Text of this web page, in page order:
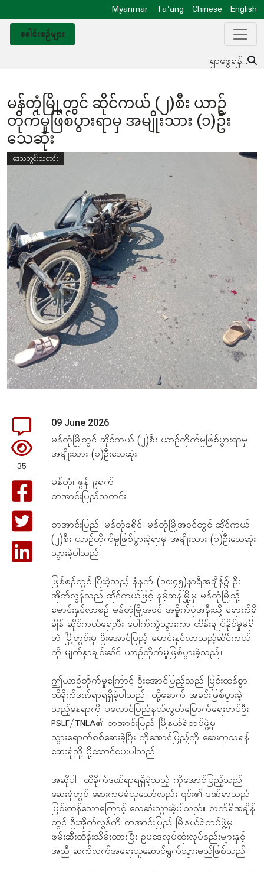
Myanmar Ta'ang Chinese
English
ခေါင်းစဥ်များ
ရှာဖွေရန်...
မန်တုံမြို့တွင် ဆိုင်ကယ် (၂)စီး ယာဉ်
တိုက်မှုဖြစ်ပွားရာမှ အမျိုးသား (၁)ဦး
သေဆုံး
ဒေသတွင်းသတင်း
35
09 June 2026
မန်တုံမြို့တွင် ဆိုင်ကယ် (၂)စီး ယာဉ်တိုက်မှုဖြစ်ပွားရာမှ
အမျိုးသား (၁)ဦးသေဆုံး
မန်တုံ၊ ဇွန် ၉ရက်
တအာင်းပြည်သတင်း
တအာင်းပြည်၊ မန်တုံခရိုင်၊ မန်တုံမြို့အဝင်တွင် ဆိုင်ကယ်
(၂)စီး ယာဉ်တိုက်မှုဖြစ်ပွားခဲ့ရာမှ အမျိုးသား (၁)ဦးသေဆုံး
သွားခဲ့ပါသည်။
ဖြစ်စဉ်တွင် ပြီးခဲ့သည့် နံနက် (၁၀:၄၅)နာရီအချိန်၌ ဦး
အိုက်လွန်သည် ဆိုင်ကယ်ဖြင့် နမ့်ဆန်မြို့မှ မန်တုံမြို့သို့
မောင်းနှင်လာစဉ် မန်တုံမြို့အဝင် အမှိုက်ပုံအနီးသို့ ရောက်ရှိ
ချိန် ဆိုင်ကယ်ရှေ့ဘီး ပေါက်ကွဲသွားကာ ထိန်းချုပ်နိုင်မှုမရှိ
ဘဲ မြို့တွင်းမှ ဦးအောင်ပြည့် မောင်းနှင်လာသည့်ဆိုင်ကယ်
ကို မျက်နှာချင်းဆိုင် ယာဉ်တိုက်မှုဖြစ်ပွားခဲ့သည်။
ဤယာဉ်တိုက်မှုကြောင့် ဦးအောင်ပြည့်သည် ပြင်းထန်စွာ
ထိခိုက်ဒဏ်ရာရရှိခဲ့ပါသည်။ ထို့နောက် အခင်းဖြစ်ပွားခဲ့
သည့်နေရာကို ပလောင်ပြည်နယ်လွတ်မြောက်ရေးတပ်ဦး
PSLF/TNLA၏ တအာင်းပြည် မြို့နယ်ရဲတပ်ဖွဲ့မှ
သွားရောက်စစ်ဆေးခဲ့ပြီး ကိုအောင်ပြည့်ကို ဆေးကုသရန်
ဆေးရုံသို့ ပို့ဆောင်ပေးပါသည်။
အဆိုပါ ထိခိုက်ဒဏ်ရာရရှိခဲ့သည့် ကိုအောင်ပြည့်သည်
ဆေးရုံတွင် ဆေးကုမှုခံယူသော်လည်း ၎င်း၏ ဒဏ်ရာသည်
ပြင်းထန်သောကြောင့် သေဆုံးသွားခဲ့ပါသည်။ လက်ရှိအချိန်
တွင် ဦးအိုက်လွန်ကို တအာင်းပြည် မြို့နယ်ရဲတပ်ဖွဲ့မှ
ဖမ်းဆီးထိန်းသိမ်းထားပြီး ဥပဒေလုပ်ထုံးလုပ်နည်းများနှင့်
အညီ ဆက်လက်အရေးယူဆောင်ရွက်သွားမည်ဖြစ်သည်။